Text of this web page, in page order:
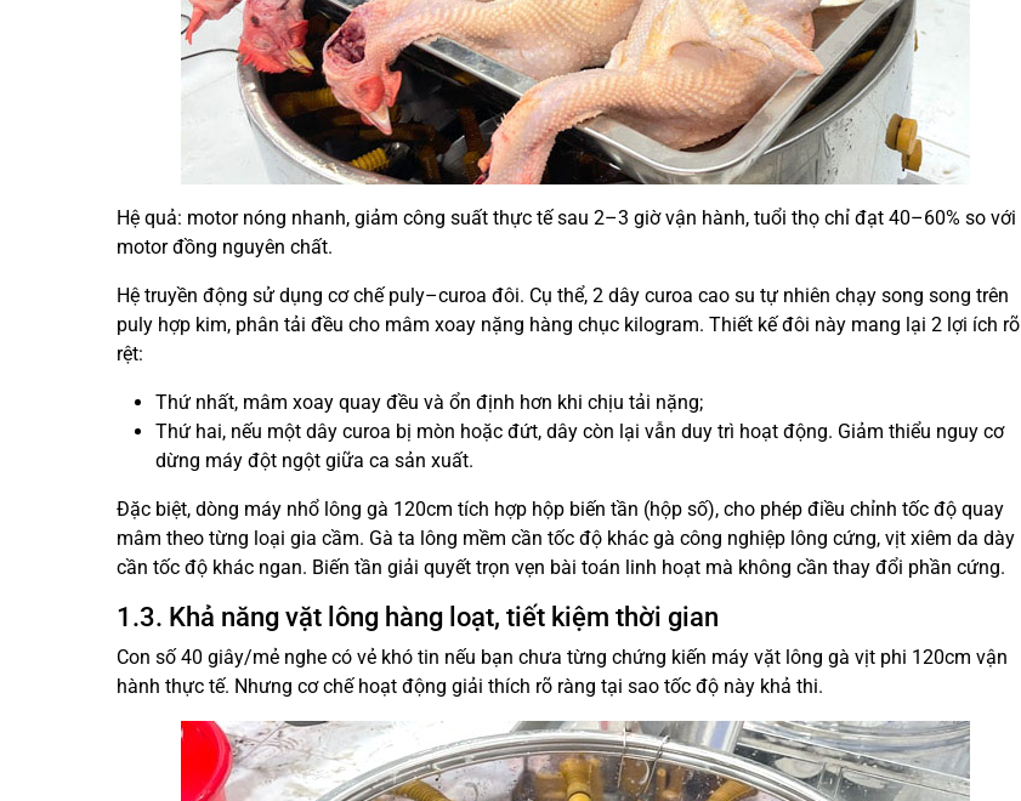
Hệ quả: motor nóng nhanh, giảm công suất thực tế sau 2–3 giờ vận hành, tuổi thọ chỉ đạt 40–60% so với
motor đồng nguyên chất.
Hệ truyền động sử dụng cơ chế puly–curoa đôi. Cụ thể, 2 dây curoa cao su tự nhiên chạy song song trên
puly hợp kim, phân tải đều cho mâm xoay nặng hàng chục kilogram. Thiết kế đôi này mang lại 2 lợi ích rõ
rệt:
Thứ nhất, mâm xoay quay đều và ổn định hơn khi chịu tải nặng;
Thứ hai, nếu một dây curoa bị mòn hoặc đứt, dây còn lại vẫn duy trì hoạt động. Giảm thiểu nguy cơ
dừng máy đột ngột giữa ca sản xuất.
Đặc biệt, dòng máy nhổ lông gà 120cm tích hợp hộp biến tần (hộp số), cho phép điều chỉnh tốc độ quay
mâm theo từng loại gia cầm. Gà ta lông mềm cần tốc độ khác gà công nghiệp lông cứng, vịt xiêm da dày
cần tốc độ khác ngan. Biến tần giải quyết trọn vẹn bài toán linh hoạt mà không cần thay đổi phần cứng.
1.3. Khả năng vặt lông hàng loạt, tiết kiệm thời gian
Con số 40 giây/mẻ nghe có vẻ khó tin nếu bạn chưa từng chứng kiến máy vặt lông gà vịt phi 120cm vận
hành thực tế. Nhưng cơ chế hoạt động giải thích rõ ràng tại sao tốc độ này khả thi.